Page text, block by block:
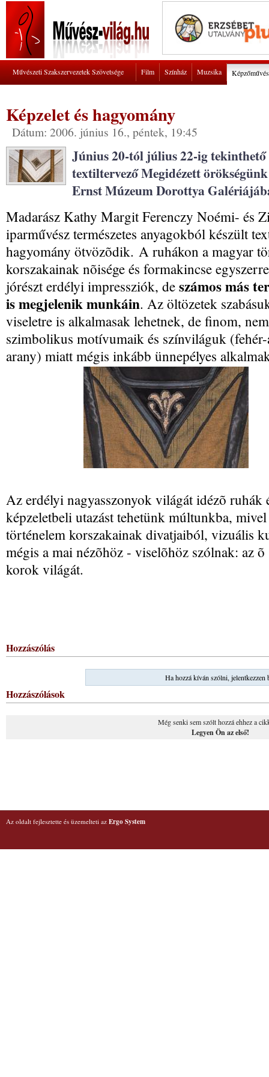
Művészeti Szakszervezetek Szövetsége Film Színház Muzsika
Képzelet és hagyomány
Dátum: 2006. június 16., péntek, 19:45
Június 20-tól július 22-ig
textiltervező Megidézett
Ernst Múzeum Dorottya
Madarász Kathy Margit Ferenczy Noémi- és
iparművész természetes anyagokból készült
hagyomány ötvözõdik. A ruhákon a magyar
korszakainak nõisége és formakincse
jórészt erdélyi impressziók, de számos más
is megjelenik munkáin. Az öltözetek
viseletre is alkalmasak lehetnek, de finom,
szimbolikus motívumaik és színviláguk
arany) miatt mégis inkább ünnepélyes
Az erdélyi nagyasszonyok világát idézõ ruhák
képzeletbeli utazást tehetünk múltunkba,
történelem korszakainak divatjaiból, vizuális
mégis a mai nézõhöz - viselõhöz szólnak: az
korok világát.
Hozzászólás
Ha hozzá kíván szólni, jelentkezzen
Hozzászólások
Még senki sem szólt hozzá ehhez a
Legyen Ön az első!
Az oldalt fejlesztette és üzemelteti az Ergo System